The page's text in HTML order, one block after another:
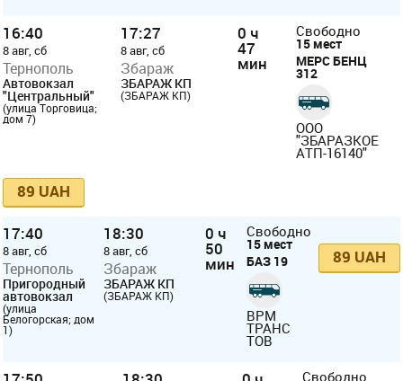
16:40
8 авг, сб
Тернополь
Автовокзал
"Центральный"
(улица Торговица;
дом 7)
17:27
8 авг, сб
Збараж
ЗБАРАЖ КП
(ЗБАРАЖ КП)
0 ч
47
мин
Свободно
15 мест
МЕРС БЕНЦ
312
ООО
"ЗБАРАЗКОЕ
АТП-16140"
89 UAH
17:40
8 авг, сб
Тернополь
Пригородный
автовокзал
(улица
Белогорская; дом
1)
18:30
8 авг, сб
Збараж
ЗБАРАЖ КП
(ЗБАРАЖ КП)
0 ч
50
мин
Свободно
15 мест
БАЗ 19
ВРМ
ТРАНС
ТОВ
89 UAH
Свободно